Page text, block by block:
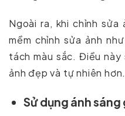
Ngoài ra, khi chỉnh sửa
mềm chỉnh sửa ảnh
tách màu sắc. Điều
ảnh đẹp và tự nhiên hơn.
Sử dụng ánh